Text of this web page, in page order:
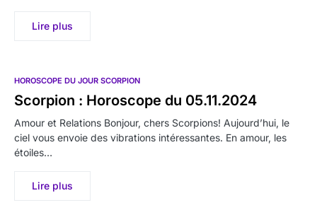
Lire plus
HOROSCOPE DU JOUR SCORPION
Scorpion : Horoscope du 05.11.2024
Amour et Relations Bonjour, chers Scorpions! Aujourd’hui, le
ciel vous envoie des vibrations intéressantes. En amour, les
étoiles…
Lire plus